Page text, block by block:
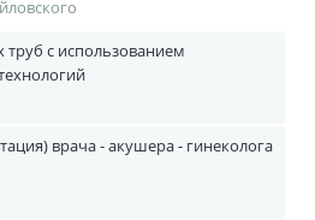
с использованием
врача - акушера - гинеколога